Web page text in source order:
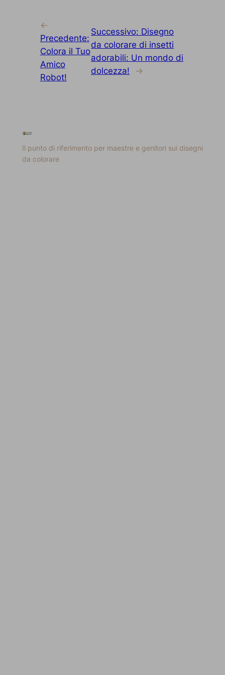
←
Precedente:
Colora il Tuo
Amico
Robot!
Successivo: Disegno
da colorare di insetti
adorabili: Un mondo di
dolcezza!
→
Il punto di riferimento per maestre e genitori sui disegni
da colorare